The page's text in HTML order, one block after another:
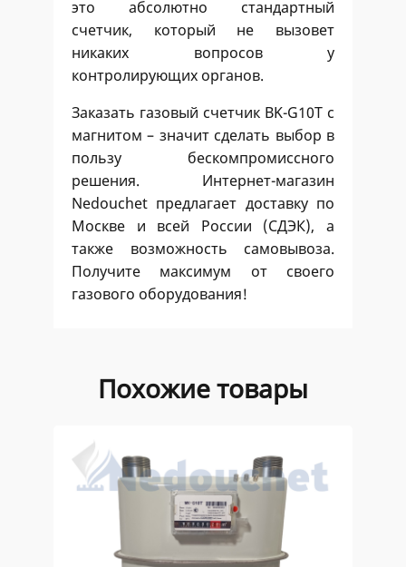
это абсолютно стандартный
счетчик, который не вызовет
никаких вопросов у
контролирующих органов.
Заказать газовый счетчик BK-G10Т с
магнитом – значит сделать выбор в
пользу бескомпромиссного
решения. Интернет-магазин
Nedouchet предлагает доставку по
Москве и всей России (СДЭК), а
также возможность самовывоза.
Получите максимум от своего
газового оборудования!
Похожие товары